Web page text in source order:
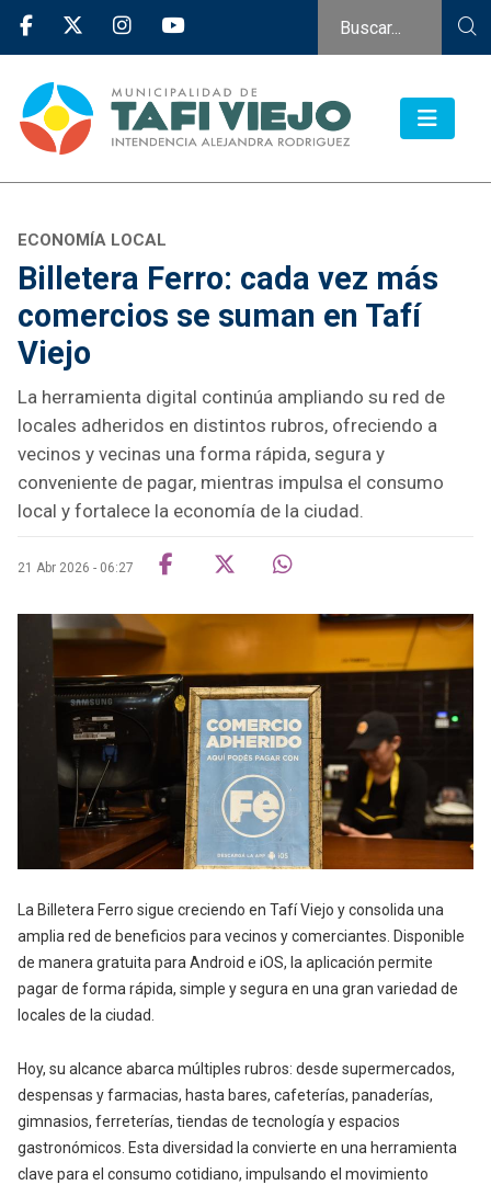
ECONOMÍA LOCAL
Billetera Ferro: cada vez más
comercios se suman en Tafí
Viejo
La herramienta digital continúa ampliando su red de
locales adheridos en distintos rubros, ofreciendo a
vecinos y vecinas una forma rápida, segura y
conveniente de pagar, mientras impulsa el consumo
local y fortalece la economía de la ciudad.
21 Abr 2026 - 06:27
La Billetera Ferro sigue creciendo en Tafí Viejo y consolida una
amplia red de beneficios para vecinos y comerciantes. Disponible
de manera gratuita para Android e iOS, la aplicación permite
pagar de forma rápida, simple y segura en una gran variedad de
locales de la ciudad.
Hoy, su alcance abarca múltiples rubros: desde supermercados,
despensas y farmacias, hasta bares, cafeterías, panaderías,
gimnasios, ferreterías, tiendas de tecnología y espacios
gastronómicos. Esta diversidad la convierte en una herramienta
clave para el consumo cotidiano, impulsando el movimiento